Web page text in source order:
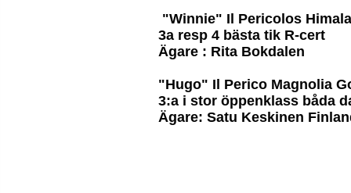
"Winnie" Il Pericolos
3a resp 4 bästa tik R-cert
Ägare : Rita Bokdalen
"Hugo" Il Perico Magnolia
3:a i stor öppenklass båda
Ägare: Satu Keskinen